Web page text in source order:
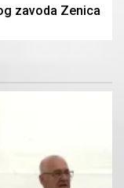
zavoda Zenica